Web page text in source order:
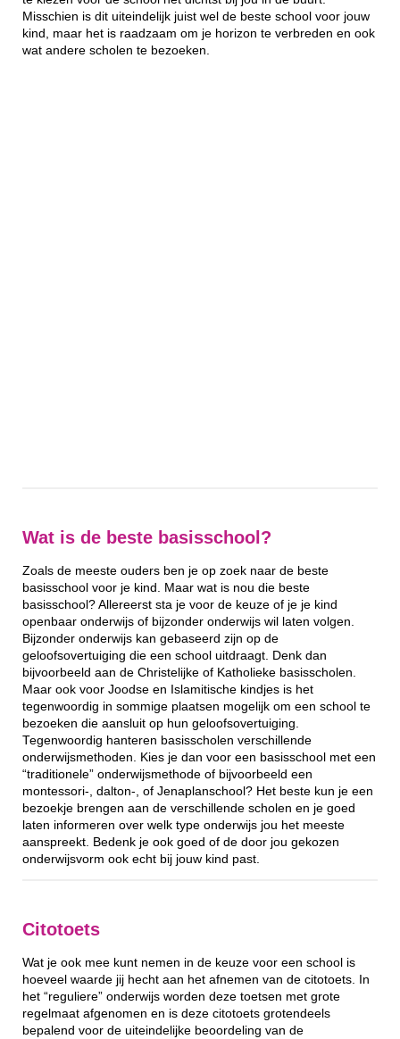
Misschien is dit uiteindelijk juist wel de beste school voor jouw
kind, maar het is raadzaam om je horizon te verbreden en ook
wat andere scholen te bezoeken.
Wat is de beste basisschool?
Zoals de meeste ouders ben je op zoek naar de beste
basisschool voor je kind. Maar wat is nou die beste
basisschool? Allereerst sta je voor de keuze of je je kind
openbaar onderwijs of bijzonder onderwijs wil laten volgen.
Bijzonder onderwijs kan gebaseerd zijn op de
geloofsovertuiging die een school uitdraagt. Denk dan
bijvoorbeeld aan de Christelijke of Katholieke basisscholen.
Maar ook voor Joodse en Islamitische kindjes is het
tegenwoordig in sommige plaatsen mogelijk om een school te
bezoeken die aansluit op hun geloofsovertuiging.
Tegenwoordig hanteren basisscholen verschillende
onderwijsmethoden. Kies je dan voor een basisschool met een
“traditionele” onderwijsmethode of bijvoorbeeld een
montessori-, dalton-, of Jenaplanschool? Het beste kun je een
bezoekje brengen aan de verschillende scholen en je goed
laten informeren over welk type onderwijs jou het meeste
aanspreekt. Bedenk je ook goed of de door jou gekozen
onderwijsvorm ook echt bij jouw kind past.
Citotoets
Wat je ook mee kunt nemen in de keuze voor een school is
hoeveel waarde jij hecht aan het afnemen van de citotoets. In
het “reguliere” onderwijs worden deze toetsen met grote
regelmaat afgenomen en is deze citotoets grotendeels
bepalend voor de uiteindelijke beoordeling van de